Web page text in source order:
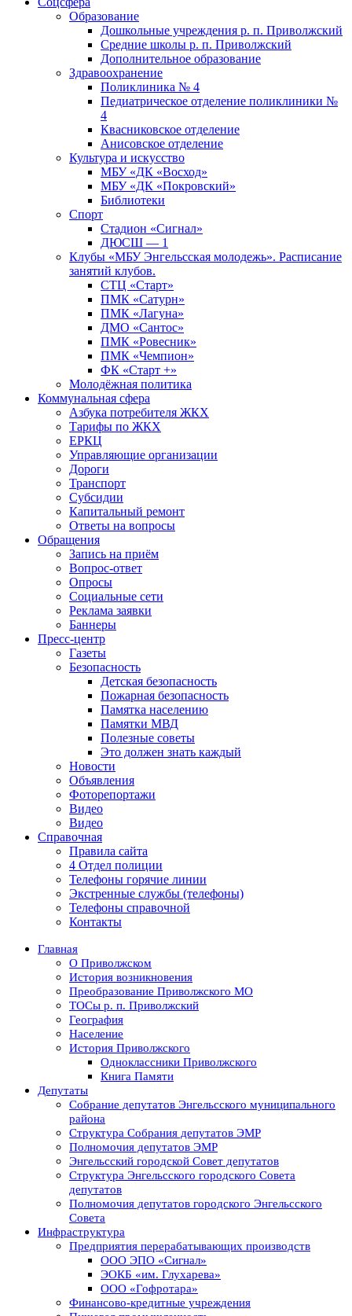
Образование
Дошкольные учреждения р. п. Приволжский
Средние школы р. п. Приволжский
Дополнительное образование
Здравоохранение
Поликлиника № 4
Педиатрическое отделение поликлиники №
4
Квасниковское отделение
Анисовское отделение
Культура и искусство
МБУ «ДК «Восход»
МБУ «ДК «Покровский»
Библиотеки
Спорт
Стадион «Сигнал»
ДЮСШ — 1
Клубы «МБУ Энгельсская молодежь». Расписание
занятий клубов.
СТЦ «Старт»
ПМК «Сатурн»
ПМК «Лагуна»
ДМО «Сантос»
ПМК «Ровесник»
ПМК «Чемпион»
ФК «Старт +»
Молодёжная политика
Коммунальная сфера
Азбука потребителя ЖКХ
Тарифы по ЖКХ
ЕРКЦ
Управляющие организации
Дороги
Транспорт
Субсидии
Капитальный ремонт
Ответы на вопросы
Обращения
Запись на приём
Вопрос-ответ
Опросы
Социальные сети
Реклама заявки
Баннеры
Пресс-центр
Газеты
Безопасность
Детская безопасность
Пожарная безопасность
Памятка населению
Памятки МВД
Полезные советы
Это должен знать каждый
Новости
Объявления
Фоторепортажи
Видео
Видео
Справочная
Правила сайта
4 Отдел полиции
Телефоны горячие линии
Экстренные службы (телефоны)
Телефоны справочной
Контакты
Главная
О Приволжском
История возникновения
Преобразование Приволжского МО
ТОСы р. п. Приволжский
География
Население
История Приволжского
Одноклассники Приволжского
Книга Памяти
Депутаты
Собрание депутатов Энгельсского муниципального
района
Структура Собрания депутатов ЭМР
Полномочия депутатов ЭМР
Энгельсский городской Совет депутатов
Структура Энгельсского городского Совета
депутатов
Полномочия депутатов городского Энгельсского
Совета
Инфраструктура
Предприятия перерабатывающих производств
ООО ЭПО «Сигнал»
ЭОКБ «им. Глухарева»
ООО «Гофротара»
Финансово-кредитные учреждения